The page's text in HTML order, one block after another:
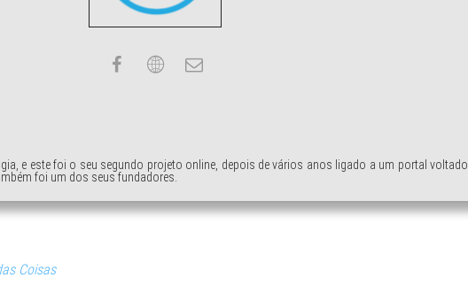
e este foi o seu segundo projeto online, depois de vários anos ligado a um portal voltado
foi um dos seus fundadores.
Coisas